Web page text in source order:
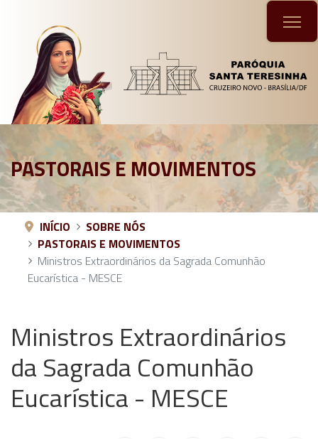
PASTORAIS E MOVIMENTOS
INÍCIO
SOBRE NÓS
PASTORAIS E MOVIMENTOS
Ministros Extraordinários da Sagrada Comunhão
Eucarística - MESCE
Ministros Extraordinários
da Sagrada Comunhão
Eucarística - MESCE